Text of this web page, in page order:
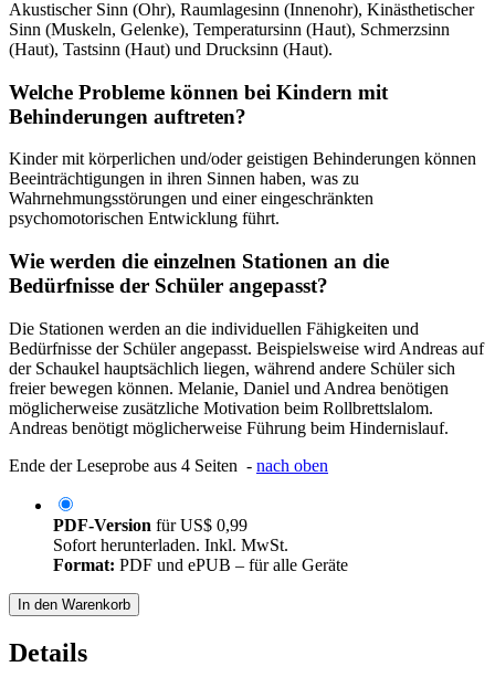
Akustischer Sinn (Ohr), Raumlagesinn (Innenohr), Kinästhetischer
Sinn (Muskeln, Gelenke), Temperatursinn (Haut), Schmerzsinn
(Haut), Tastsinn (Haut) und Drucksinn (Haut).
Welche Probleme können bei Kindern mit
Behinderungen auftreten?
Kinder mit körperlichen und/oder geistigen Behinderungen können
Beeinträchtigungen in ihren Sinnen haben, was zu
Wahrnehmungsstörungen und einer eingeschränkten
psychomotorischen Entwicklung führt.
Wie werden die einzelnen Stationen an die
Bedürfnisse der Schüler angepasst?
Die Stationen werden an die individuellen Fähigkeiten und
Bedürfnisse der Schüler angepasst. Beispielsweise wird Andreas auf
der Schaukel hauptsächlich liegen, während andere Schüler sich
freier bewegen können. Melanie, Daniel und Andrea benötigen
möglicherweise zusätzliche Motivation beim Rollbrettslalom.
Andreas benötigt möglicherweise Führung beim Hindernislauf.
Ende der Leseprobe aus 4 Seiten - nach oben
PDF-Version fürUS$ 0,99
Sofort herunterladen. Inkl. MwSt.
Format: PDF und ePUB – für alle Geräte
In den Warenkorb
Details